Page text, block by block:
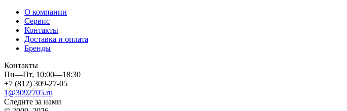
О компании
Сервис
Контакты
Доставка и оплата
Бренды
Контакты
Пн—Пт, 10:00—18:30
+7 (812) 309-27-05
1@3092705.ru
Следите за нами